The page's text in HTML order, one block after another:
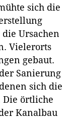
sich die
Ursachen
Vielerorts
gebaut.
Sanierung
sich die
Die örtliche
Kanalbau